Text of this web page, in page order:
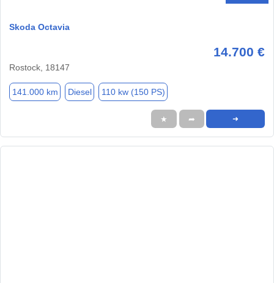
Skoda Octavia
14.700 €
Rostock, 18147
141.000 km Diesel 110 kw (150 PS)
★ ➦ ➜